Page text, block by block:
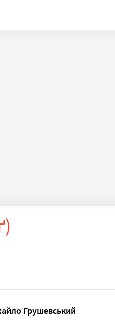
Грушевський